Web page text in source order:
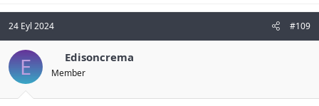
24 Eyl 2024 #109
E Edisoncrema
Member